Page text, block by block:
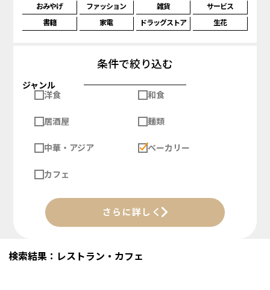
おみやげ ファッション 雑貨
サービス
書籍
家電 ドラッグストア 生花
条件で絞り込む
ジャンル
洋食
和食
居酒屋 麺類
中華・アジア ベーカリー
カフェ
さらに詳しく
検索結果：レストラン・カフェ